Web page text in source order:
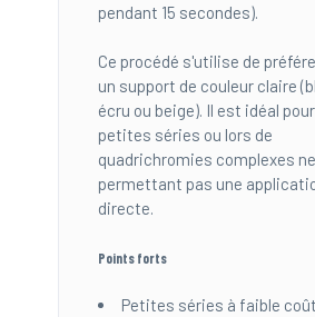
pendant 15 secondes).
Ce procédé s'utilise de
un support de couleur claire
écru ou beige). Il est idéal
petites séries ou lors de
quadrichromies complexes ne
permettant pas une
directe.
Points forts
Petites séries à faible coût